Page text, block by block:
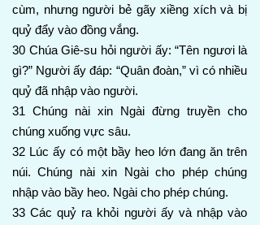
cùm, nhưng người bẻ gãy xiềng xích và bị
quỷ đẩy vào đồng vắng.
30 Chúa Giê-su hỏi người ấy: “Tên ngươi là
gì?” Người ấy đáp: “Quân đoàn,” vì có nhiều
quỷ đã nhập vào người.
31 Chúng nài xin Ngài đừng truyền cho
chúng xuống vực sâu.
32 Lúc ấy có một bầy heo lớn đang ăn trên
núi. Chúng nài xin Ngài cho phép chúng
nhập vào bầy heo. Ngài cho phép chúng.
33 Các quỷ ra khỏi người ấy và nhập vào